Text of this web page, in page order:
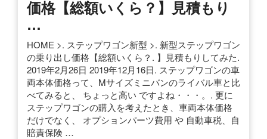
価格【総額いくら？】見積もり
…
HOME >. ステップワゴン新型 >. 新型ステップワゴン
の乗り出し価格【総額いくら？. 】見積もりしてみた.
2019年2月26日 2019年12月16日. ステップワゴンの車
両本体価格って、Mサイズミニバンのライバル車と比
べてみると、 ちょっと高い ですよね・・・。. 更に
ステップワゴンの購入を考えたとき、車両本体価格
だけでなく、 オプションパーツ費用 や 自動車税、自
賠責保険 …